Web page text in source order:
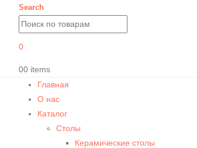
Search
0
00 items
Главная
О нас
Каталог
Столы
Керамические столы